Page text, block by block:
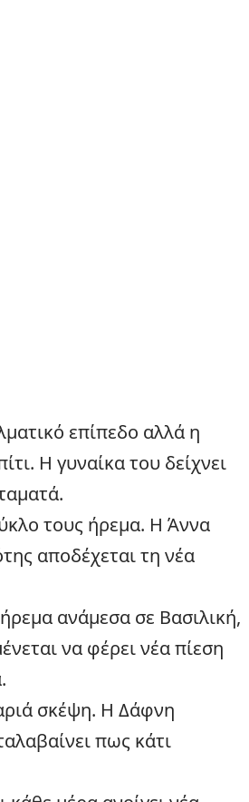
επίπεδο αλλά η
Η γυναίκα του δείχνει
τους ήρεμα. Η Άννα
αποδέχεται τη νέα
ανάμεσα σε Βασιλική,
να φέρει νέα πίεση
σκέψη. Η Δάφνη
πως κάτι